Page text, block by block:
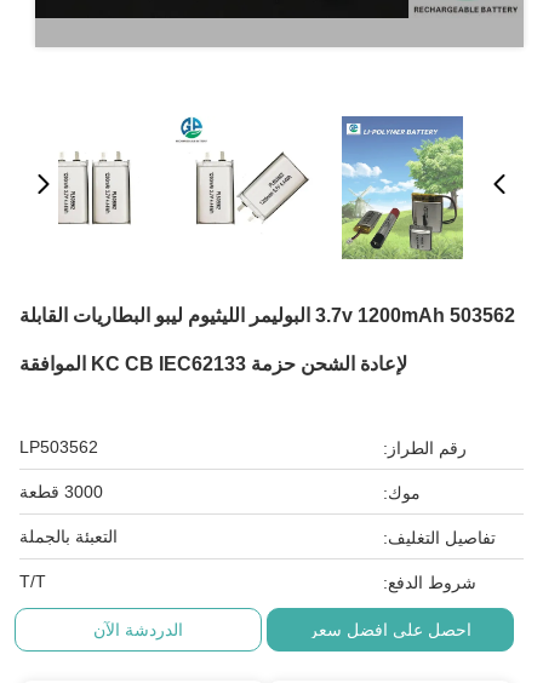
503562 3.7v 1200mAh البوليمر الليثيوم ليبو البطاريات القابلة
لإعادة الشحن حزمة KC CB IEC62133 الموافقة
رقم الطراز: LP503562
موك: 3000 قطعة
تفاصيل التغليف: التعبئة بالجملة
شروط الدفع: T/T
احصل على افضل سعر الدردشة الآن